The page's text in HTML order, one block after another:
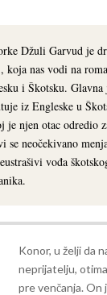
Džuli Garvud je
nas vodi na
i Škotsku.
iz Engleske u
je njen otac odredio
neočekivano
vođa
Konor, u želji da
neprijatelju,
pre venčanja. On